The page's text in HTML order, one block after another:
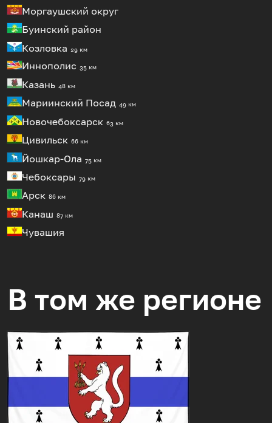
Моргаушский округ
Буинский район
Козловка 29 км
Иннополис 35 км
Казань 48 км
Мариинский Посад 49 км
Новочебоксарск 63 км
Цивильск 66 км
Йошкар-Ола 75 км
Чебоксары 79 км
Арск 86 км
Канаш 87 км
Чувашия
В том же регионе